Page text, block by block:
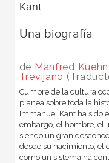
Kant
Una biografía
de Manfred Kuehn
Trevijano
Cumbre de la cultura
planea sobre toda la
Immanuel Kant ha sido
embargo, el hombre, el
siendo un gran
desde su nacimiento, el
como un sistema ha